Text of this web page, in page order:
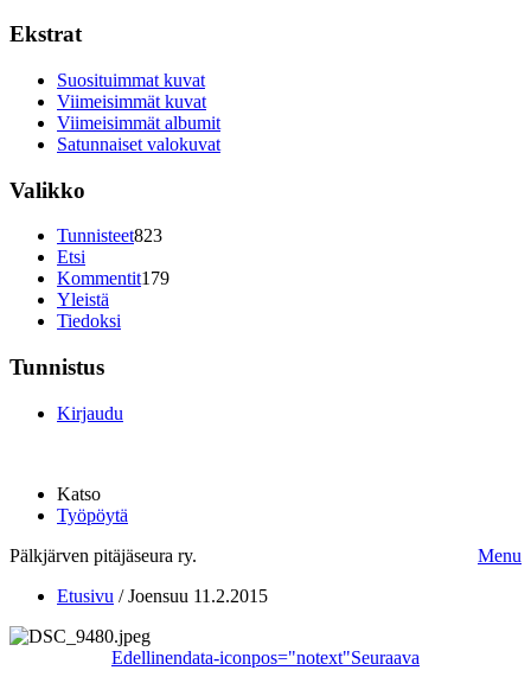
Ekstrat
Suosituimmat kuvat
Viimeisimmät kuvat
Viimeisimmät albumit
Satunnaiset valokuvat
Valikko
Tunnisteet823
Etsi
Kommentit179
Yleistä
Tiedoksi
Tunnistus
Kirjaudu
Katso
Työpöytä
Pälkjärven pitäjäseura ry.
Menu
Etusivu /Joensuu 11.2.2015
Edellinendata-iconpos="notext"Seuraava